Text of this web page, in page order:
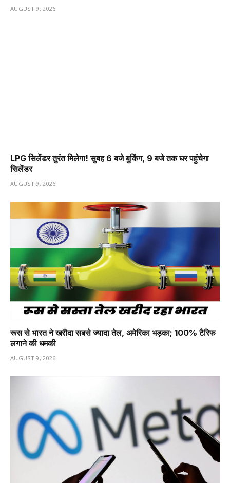
AUGUST 9, 2026
LPG सिलेंडर तुरंत मिलेगा! सुबह 6 बजे बुकिंग, 9 बजे तक घर पहुंचेगा
सिलेंडर
AUGUST 9, 2026
रूस से भारत ने खरीदा सबसे ज्यादा तेल, अमेरिका भड़का; 100% टैरिफ
लगाने की धमकी
AUGUST 9, 2026